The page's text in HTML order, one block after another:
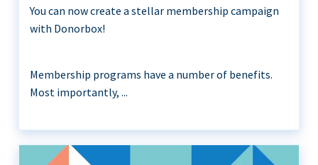
You can now create a stellar membership campaign
with Donorbox!
Membership programs have a number of benefits.
Most importantly, ...